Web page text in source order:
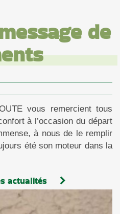
de
vous remercient tous
à l’occasion du départ
à nous de le remplir
été son moteur dans la
actualités